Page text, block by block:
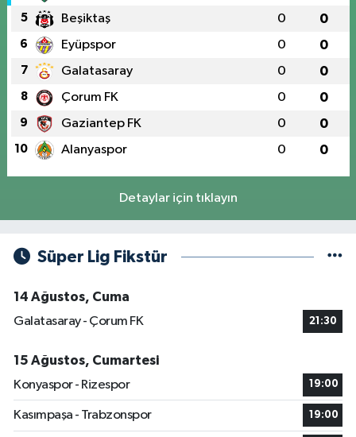
5 Beşiktaş 0 0
6 Eyüpspor 0 0
7 Galatasaray 0 0
8 Çorum FK 0 0
9 Gaziantep FK 0 0
10 Alanyaspor 0 0
Detaylar için tıklayın
Süper Lig Fikstür
14 Ağustos, Cuma
Galatasaray - Çorum FK
21:30
15 Ağustos, Cumartesi
Konyaspor - Rizespor
19:00
Kasımpaşa - Trabzonspor 19:00